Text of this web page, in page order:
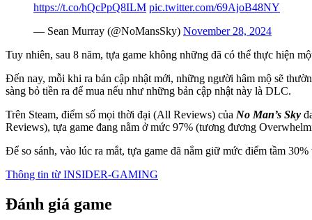
https://t.co/hQcPpQ8ILM pic.twitter.com/69AjoB48NY
— Sean Murray (@NoMansSky) November 28, 2024
Tuy nhiên, sau 8 năm, tựa game không những đã có thể thực hiện
Đến nay, mỗi khi ra bản cập nhật mới, những người hâm mộ sẽ
sàng bỏ tiền ra để mua nếu như những bản cập nhật này là DLC.
Trên Steam, điểm số mọi thời đại (All Reviews) của No Man’s Sky
Reviews), tựa game đang nằm ở mức 97% (tương đương
Để so sánh, vào lúc ra mắt, tựa game đã nắm giữ mức điểm tầm
Thông tin từ INSIDER-GAMING
Đánh giá game